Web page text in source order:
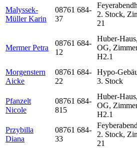
Malyssek-
Müller Karin
08761 684-
37
2. Stock,
21
Mermer Petra
08761 684-
12
Huber-
OG,
H2.1
Morgenstern
Aicke
08761 684-
22
Hypo-
3. Stock
Pfanzelt
Nicole
08761 684-
815
Huber-
OG,
H2.1
Przybilla
Diana
08761 684-
33
2. Stock,
21